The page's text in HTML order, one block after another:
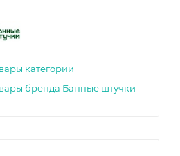
категории
бренда Банные штучки